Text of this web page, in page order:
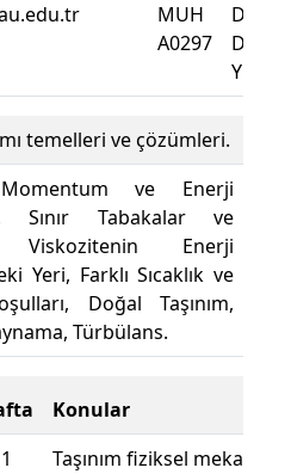
MUH
A0297
Dersin
temelleri ve çözümleri.
ve Enerji
Sınır Tabakalar ve
Viskozitenin Enerji
Yeri, Farklı Sıcaklık ve
Doğal Taşınım,
Türbülans.
Konular
1
Taşınım fiziksel